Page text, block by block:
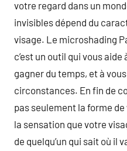
votre regard dans un
invisibles dépend du
visage. Le microshading
c’est un outil qui vous
gagner du temps, et à
circonstances. En fin de
pas seulement la forme
la sensation que votre
de quelqu’un qui sait où il